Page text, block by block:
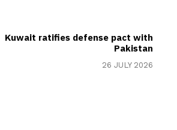
Kuwait ratifies defense pact with
Pakistan
26 JULY 2026